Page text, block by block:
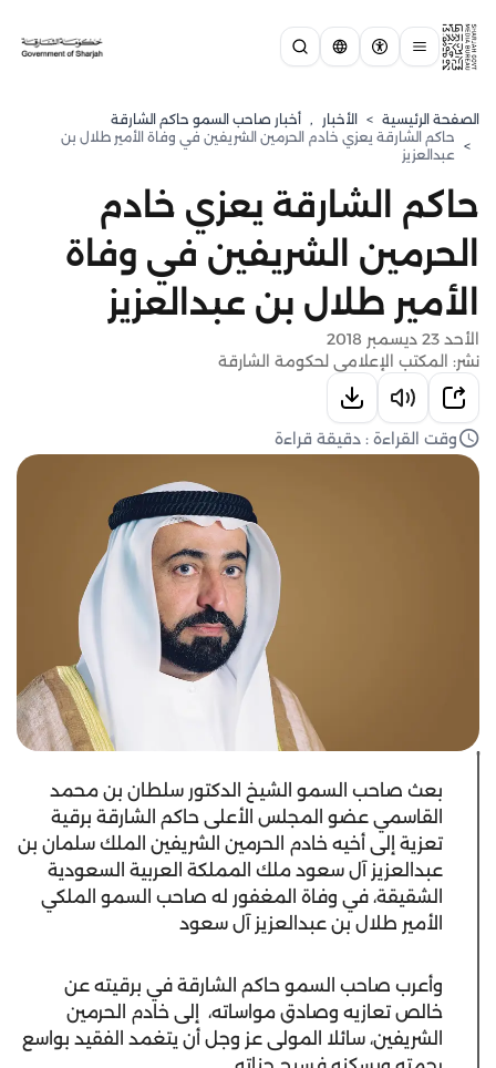
الصفحة الرئيسية > الأخبار , أخبار صاحب السمو حاكم الشارقة
>
حاكم الشارقة يعزي خادم الحرمين الشريفين في وفاة الأمير طلال بن
عبدالعزيز
حاكم الشارقة يعزي خادم
الحرمين الشريفين في وفاة
الأمير طلال بن عبدالعزيز
الأحد 23 ديسمبر 2018
نشر: المكتب الإعلامي لحكومة الشارقة
وقت القراءة : دقيقة قراءة
بعث صاحب السمو الشيخ الدكتور سلطان بن محمد
القاسمي عضو المجلس الأعلى حاكم الشارقة برقية
تعزية إلى أخيه خادم الحرمين الشريفين الملك سلمان بن
عبدالعزيز آل سعود ملك المملكة العربية السعودية
الشقيقة، في وفاة المغفور له صاحب السمو الملكي
الأمير طلال بن عبدالعزيز آل سعود
وأعرب صاحب السمو حاكم الشارقة في برقيته عن
خالص تعازيه وصادق مواساته، إلى خادم الحرمين
الشريفين، سائلا المولى عز وجل أن يتغمد الفقيد بواسع